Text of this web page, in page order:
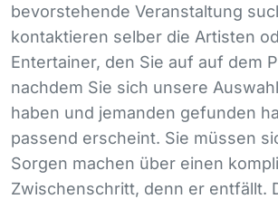
bevorstehende Veranstaltung
kontaktieren selber die Artisten
Entertainer, den Sie auf auf dem
nachdem Sie sich unsere
haben und jemanden gefunden
passend erscheint. Sie müssen
Sorgen machen über einen
Zwischenschritt, denn er entfällt.